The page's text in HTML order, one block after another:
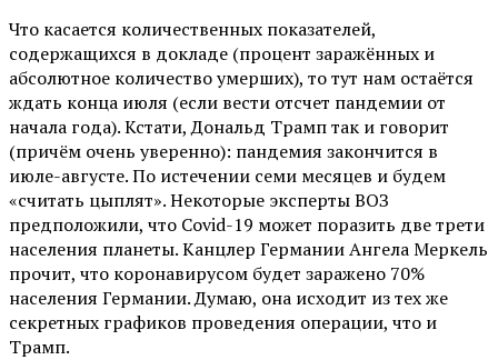
Что касается количественных показателей,
содержащихся в докладе (процент заражённых и
абсолютное количество умерших), то тут нам остаётся
ждать конца июля (если вести отсчет пандемии от
начала года). Кстати, Дональд Трамп так и говорит
(причём очень уверенно): пандемия закончится в
июле-августе. По истечении семи месяцев и будем
«считать цыплят». Некоторые эксперты ВОЗ
предположили, что Covid-19 может поразить две трети
населения планеты. Канцлер Германии Ангела Меркель
прочит, что коронавирусом будет заражено 70%
населения Германии. Думаю, она исходит из тех же
секретных графиков проведения операции, что и
Трамп.